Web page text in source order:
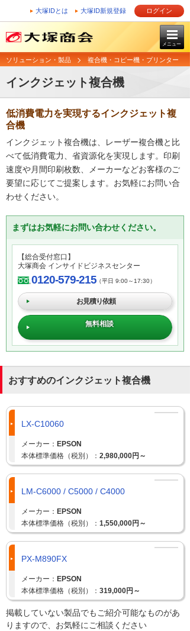
大塚IDとは 大塚ID新規登録 ログイン
メニュー
ソリューション・製品 複合機・コピー機・プリンター
インクジェット複合機
低消費電力を実現するインクジェット複
合機
インクジェット複合機は、レーザー複合機と比
べて低消費電力、省資源化を実現します。印刷
速度や月間印刷枚数、メーカーなどお客様のご
要望に応じてご提案します。お気軽にお問い合
わせください。
まずはお気軽にお問い合わせください。
【総合受付窓口】
大塚商会 インサイドビジネスセンター
0120-579-215（平日 9:00～17:30）
お見積り依頼
無料相談
おすすめのインクジェット複合機
LX-C10060
メーカー： EPSON
本体標準価格（税別）： 2,980,000円～
LM-C6000 / C5000 / C4000
メーカー： EPSON
本体標準価格（税別）： 1,550,000円～
PX-M890FX
メーカー： EPSON
本体標準価格（税別）： 319,000円～
掲載していない製品でもご紹介可能なものがあ
りますので、お気軽にご相談ください